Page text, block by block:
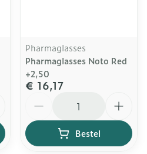
Pharmaglasses
Pharmaglasses Noto Red
+2,50
€ 16,17
Bestel